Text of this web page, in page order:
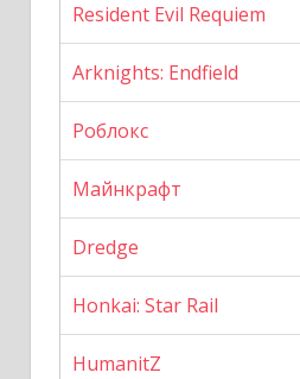
Resident Evil Requiem
Arknights: Endfield
Роблокс
Майнкрафт
Dredge
Honkai: Star Rail
HumanitZ